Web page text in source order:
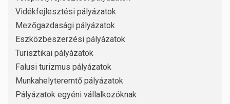
Vidékfejlesztési pályázatok
Mezőgazdasági pályázatok
Eszközbeszerzési pályázatok
Turisztikai pályázatok
Falusi turizmus pályázatok
Munkahelyteremtő pályázatok
Pályázatok egyéni vállalkozóknak